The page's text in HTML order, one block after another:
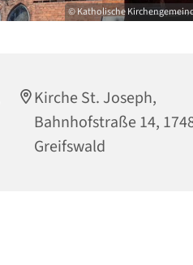
© Katholische
Kirche St. Joseph,
Bahnhofstraße 14,
Greifswald